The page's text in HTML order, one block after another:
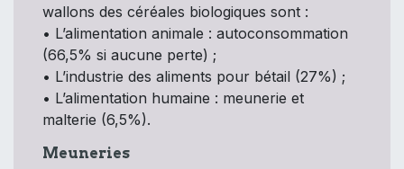
wallons des céréales biologiques sont :
• L’alimentation animale : autoconsommation
(66,5% si aucune perte) ;
• L’industrie des aliments pour bétail (27%) ;
• L’alimentation humaine : meunerie et
malterie (6,5%).
Meuneries